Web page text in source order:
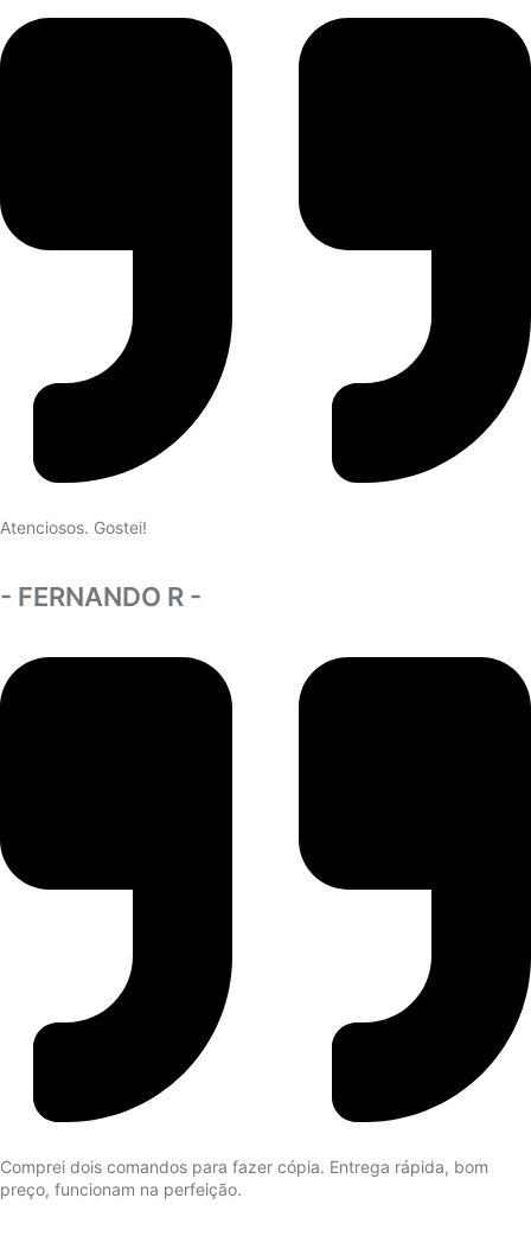
Atenciosos. Gostei!
- FERNANDO R -
Comprei dois comandos para fazer cópia. Entrega rápida, bom
preço, funcionam na perfeição.